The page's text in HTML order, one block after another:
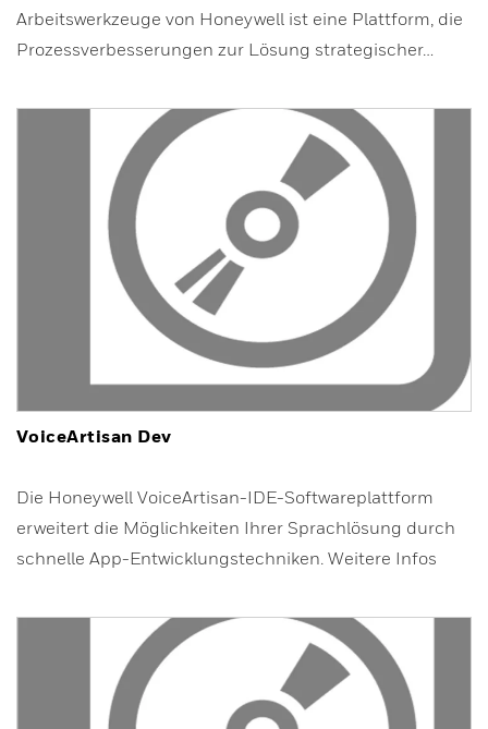
Arbeitswerkzeuge von Honeywell ist eine Plattform, die
Prozessverbesserungen zur Lösung strategischer…
VoiceArtisan Dev
Die Honeywell VoiceArtisan-IDE-Softwareplattform
erweitert die Möglichkeiten Ihrer Sprachlösung durch
schnelle App-Entwicklungstechniken. Weitere Infos